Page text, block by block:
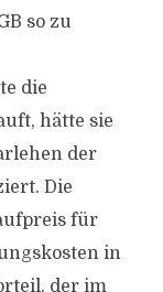
so zu
die
hätte sie
der
Die
für
in
der im